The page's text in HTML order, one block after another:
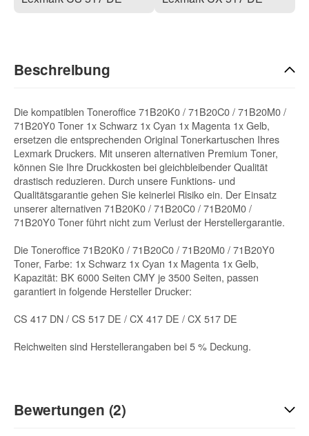
Beschreibung
Die kompatiblen Toneroffice 71B20K0 / 71B20C0 / 71B20M0 /
71B20Y0 Toner 1x Schwarz 1x Cyan 1x Magenta 1x Gelb,
ersetzen die entsprechenden Original Tonerkartuschen Ihres
Lexmark Druckers. Mit unseren alternativen Premium Toner,
können Sie Ihre Druckkosten bei gleichbleibender Qualität
drastisch reduzieren. Durch unsere Funktions- und
Qualitätsgarantie gehen Sie keinerlei Risiko ein. Der Einsatz
unserer alternativen 71B20K0 / 71B20C0 / 71B20M0 /
71B20Y0 Toner führt nicht zum Verlust der Herstellergarantie.
Die Toneroffice 71B20K0 / 71B20C0 / 71B20M0 / 71B20Y0
Toner, Farbe: 1x Schwarz 1x Cyan 1x Magenta 1x Gelb,
Kapazität: BK 6000 Seiten CMY je 3500 Seiten, passen
garantiert in folgende Hersteller Drucker:
CS 417 DN / CS 517 DE / CX 417 DE / CX 517 DE
Reichweiten sind Herstellerangaben bei 5 % Deckung.
Bewertungen (2)